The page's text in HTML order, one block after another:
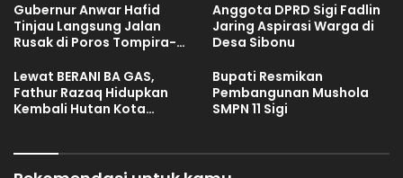
Gubernur Anwar Hafid
Tinjau Langsung Jalan
Rusak di Poros Tompira-
Segera Tangani
Anggota DPRD Sigi Fadlin
Jaring Aspirasi Warga di
Desa Sibonu
Lewat BERANI BA GAS,
Fathur Razaq Hidupkan
Kembali Hutan Kota
Bupati Resmikan
Pembangunan Mushola
SMPN 11 Sigi